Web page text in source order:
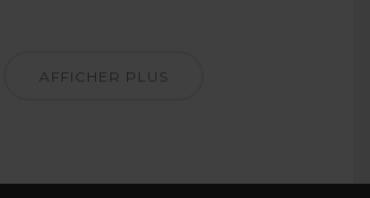
AFFICHER PLUS